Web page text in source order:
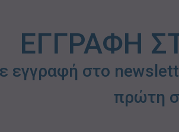
ΕΓΓΡΑΦΗ
εγγραφή στο
πρώτη